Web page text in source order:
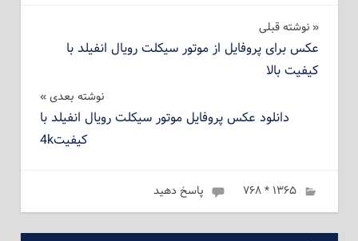
راهبری
نوشته
نوشته‌ قبلی
عکس برای پروفایل از موتور سیکلت رویال انفیلد با
کیفیت بالا
نوشته بعدی
دانلود عکس پروفایل موتور سیکلت رویال انفیلد با
کیفیت4k
ژانویه 17, 2023
admin
۱۳۶۵ * ۷۶۸ پاسخ دهید